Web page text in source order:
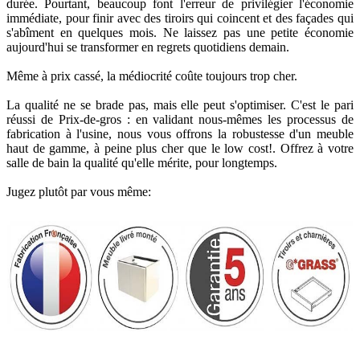
durée. Pourtant, beaucoup font l'erreur de privilégier l'économie
immédiate, pour finir avec des tiroirs qui coincent et des façades qui
s'abîment en quelques mois. Ne laissez pas une petite économie
aujourd'hui se transformer en regrets quotidiens demain.
Même à prix cassé, la médiocrité coûte toujours trop cher.
La qualité ne se brade pas, mais elle peut s'optimiser. C'est le pari
réussi de Prix-de-gros : en validant nous-mêmes les processus de
fabrication à l'usine, nous vous offrons la robustesse d'un meuble
haut de gamme, à peine plus cher que le low cost!. Offrez à votre
salle de bain la qualité qu'elle mérite, pour longtemps.
Jugez plutôt par vous même: